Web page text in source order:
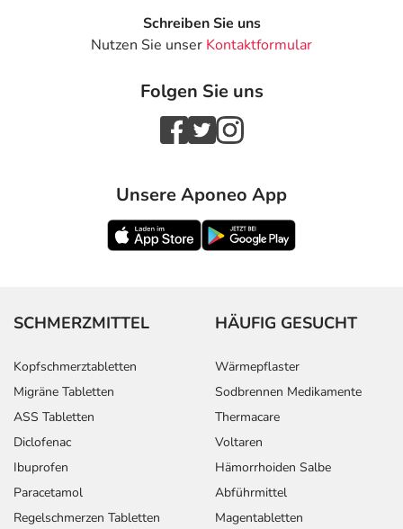
Schreiben Sie uns
Nutzen Sie unser Kontaktformular
Folgen Sie uns
Unsere Aponeo App
SCHMERZMITTEL
Kopfschmerztabletten
Migräne Tabletten
ASS Tabletten
Diclofenac
Ibuprofen
Paracetamol
Regelschmerzen Tabletten
HÄUFIG GESUCHT
Wärmepflaster
Sodbrennen Medikamente
Thermacare
Voltaren
Hämorrhoiden Salbe
Abführmittel
Magentabletten